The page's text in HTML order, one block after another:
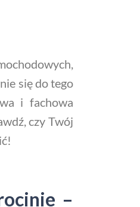
się do tego
i fachowa
czy Twój
–